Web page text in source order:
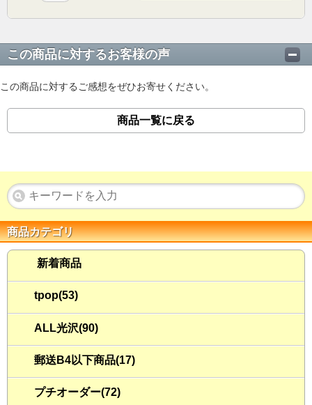
この商品に対するお客様の声
この商品に対するご感想をぜひお寄せください。
商品一覧に戻る
商品カテゴリ
新着商品
tpop(53)
ALL光沢(90)
郵送B4以下商品(17)
プチオーダー(72)